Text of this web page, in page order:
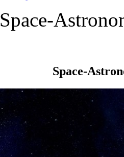
Space-
Space-